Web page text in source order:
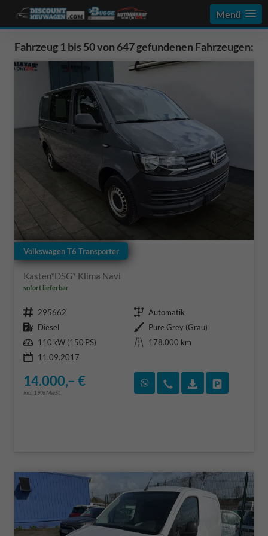
Menü
Fahrzeug 1 bis 50 von 647 gefundenen Fahrzeugen:
Volkswagen T6 Transporter
Kasten*DSG* Klima Navi
sofort lieferbar
Fahrzeugnr. 295662 Getriebe Automatik
Kraftstoff Diesel Außenfarbe Pure Grey (Grau)
Leistung 110 kW (150 PS) Kilometerstand
178.000 km
11.09.2017
14.000,– €
incl. 19% MwSt.
Rückruf vereinbaren
Wir rufen Sie an